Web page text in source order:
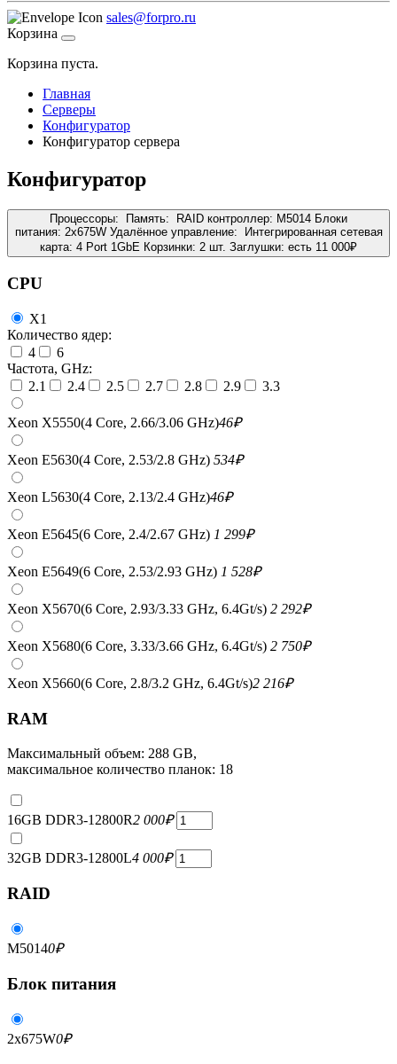
sales@forpro.ru
Корзина
Корзина пуста.
Главная
Серверы
Конфигуратор
Конфигуратор сервера
Конфигуратор
Процессоры: Память: RAID контроллер: M5014 Блоки
питания: 2x675W Удалённое управление:
Интегрированная сетевая
карта: 4 Port 1GbE Корзинки: 2 шт. Заглушки: есть 11 000₽
CPU
X1
Количество ядер:
4
6
Частота, GHz:
2.1
2.4 2.5 2.7 2.8 2.9 3.3
Xeon X5550(4 Core, 2.66/3.06 GHz)46₽
Xeon E5630(4 Core, 2.53/2.8 GHz) 534₽
Xeon L5630(4 Core, 2.13/2.4 GHz)46₽
Xeon E5645(6 Core, 2.4/2.67 GHz) 1 299₽
Xeon E5649(6 Core, 2.53/2.93 GHz) 1 528₽
Xeon X5670(6 Core, 2.93/3.33 GHz, 6.4Gt/s) 2 292₽
Xeon X5680(6 Core, 3.33/3.66 GHz, 6.4Gt/s) 2 750₽
Xeon X5660(6 Core, 2.8/3.2 GHz, 6.4Gt/s)2 216₽
RAM
Максимальный объем: 288 GB,
максимальное количество планок: 18
16GB DDR3-12800R2 000₽
32GB DDR3-12800L4 000₽
RAID
M50140₽
Блок питания
2x675W0₽